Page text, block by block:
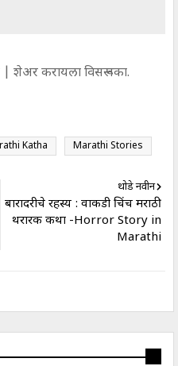
शेअर करायला विसरू नका.
Katha Marathi Stories
थोडे नवीन
बारादरीचे रहस्य : वाकडी चिंच मराठी
थरारक कथा -Horror Story in
Marathi